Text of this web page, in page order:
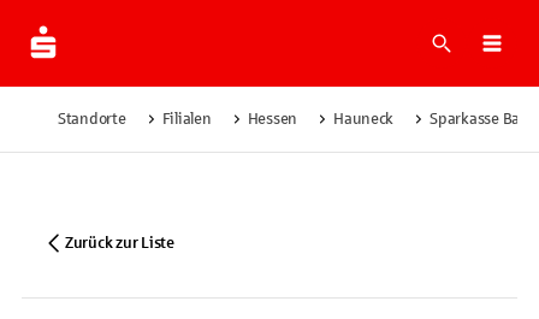
Suche
Standorte Filialen Hessen Hauneck Sparkasse Bad
Zurück zur Liste